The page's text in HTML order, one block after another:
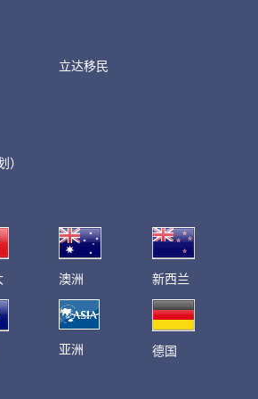
立达移民
）
澳洲 新西兰
亚洲 德国